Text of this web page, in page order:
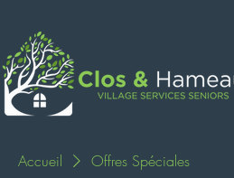
Accueil Offres Spéciales